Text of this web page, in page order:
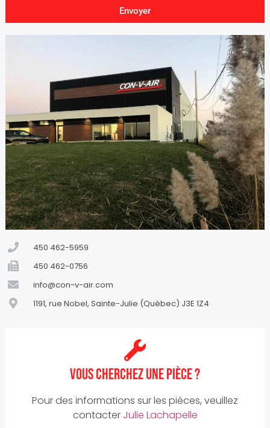
Envoyer
450 462-5959
450 462-0756
info@con-v-air.com
1191, rue Nobel, Sainte-Julie (Québec) J3E 1Z4
Vous cherchez une pièce ?
Pour des informations sur les pièces, veuillez
contacter Julie Lachapelle